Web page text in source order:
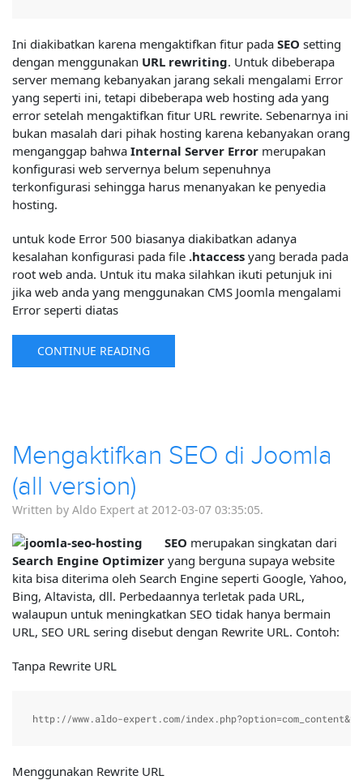
Ini diakibatkan karena mengaktifkan fitur pada SEO setting
dengan menggunakan URL rewriting. Untuk dibeberapa
server memang kebanyakan jarang sekali mengalami Error
yang seperti ini, tetapi dibeberapa web hosting ada yang
error setelah mengaktifkan fitur URL rewrite. Sebenarnya ini
bukan masalah dari pihak hosting karena kebanyakan orang
menganggap bahwa Internal Server Error merupakan
konfigurasi web servernya belum sepenuhnya
terkonfigurasi sehingga harus menanyakan ke penyedia
hosting.
untuk kode Error 500 biasanya diakibatkan adanya
kesalahan konfigurasi pada file .htaccess yang berada pada
root web anda. Untuk itu maka silahkan ikuti petunjuk ini
jika web anda yang menggunakan CMS Joomla mengalami
Error seperti diatas
CONTINUE READING
Mengaktifkan SEO di Joomla
(all version)
Written by Aldo Expert at 2012-03-07 03:35:05.
SEO merupakan singkatan dari
Search Engine Optimizer yang berguna supaya website
kita bisa diterima oleh Search Engine seperti Google, Yahoo,
Bing, Altavista, dll. Perbedaannya terletak pada URL,
walaupun untuk meningkatkan SEO tidak hanya bermain
URL, SEO URL sering disebut dengan Rewrite URL. Contoh:
Tanpa Rewrite URL
http://www.aldo-expert.com/
Menggunakan Rewrite URL